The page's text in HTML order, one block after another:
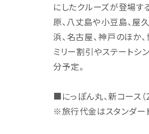
にしたクルーズが登場す
原、八丈島や小豆島、屋
浜、名古屋、神戸のほか
ミリー割引やステートシ
分予定。
■にっぽん丸、新コース
※旅行代金はスタンダー